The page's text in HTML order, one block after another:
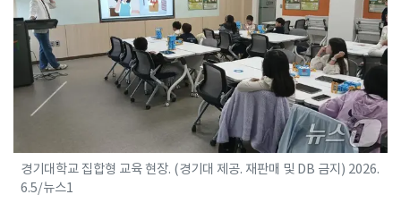
경기대학교 집합형 교육 현장. (경기대 제공. 재판매 및 DB 금지) 2026.
6.5/뉴스1